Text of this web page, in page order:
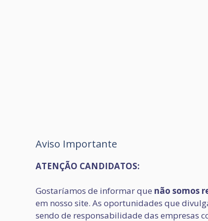
Aviso Importante
ATENÇÃO CANDIDATOS:
Gostaríamos de informar que não somos
em nosso site. As oportunidades que
sendo de responsabilidade das empresas